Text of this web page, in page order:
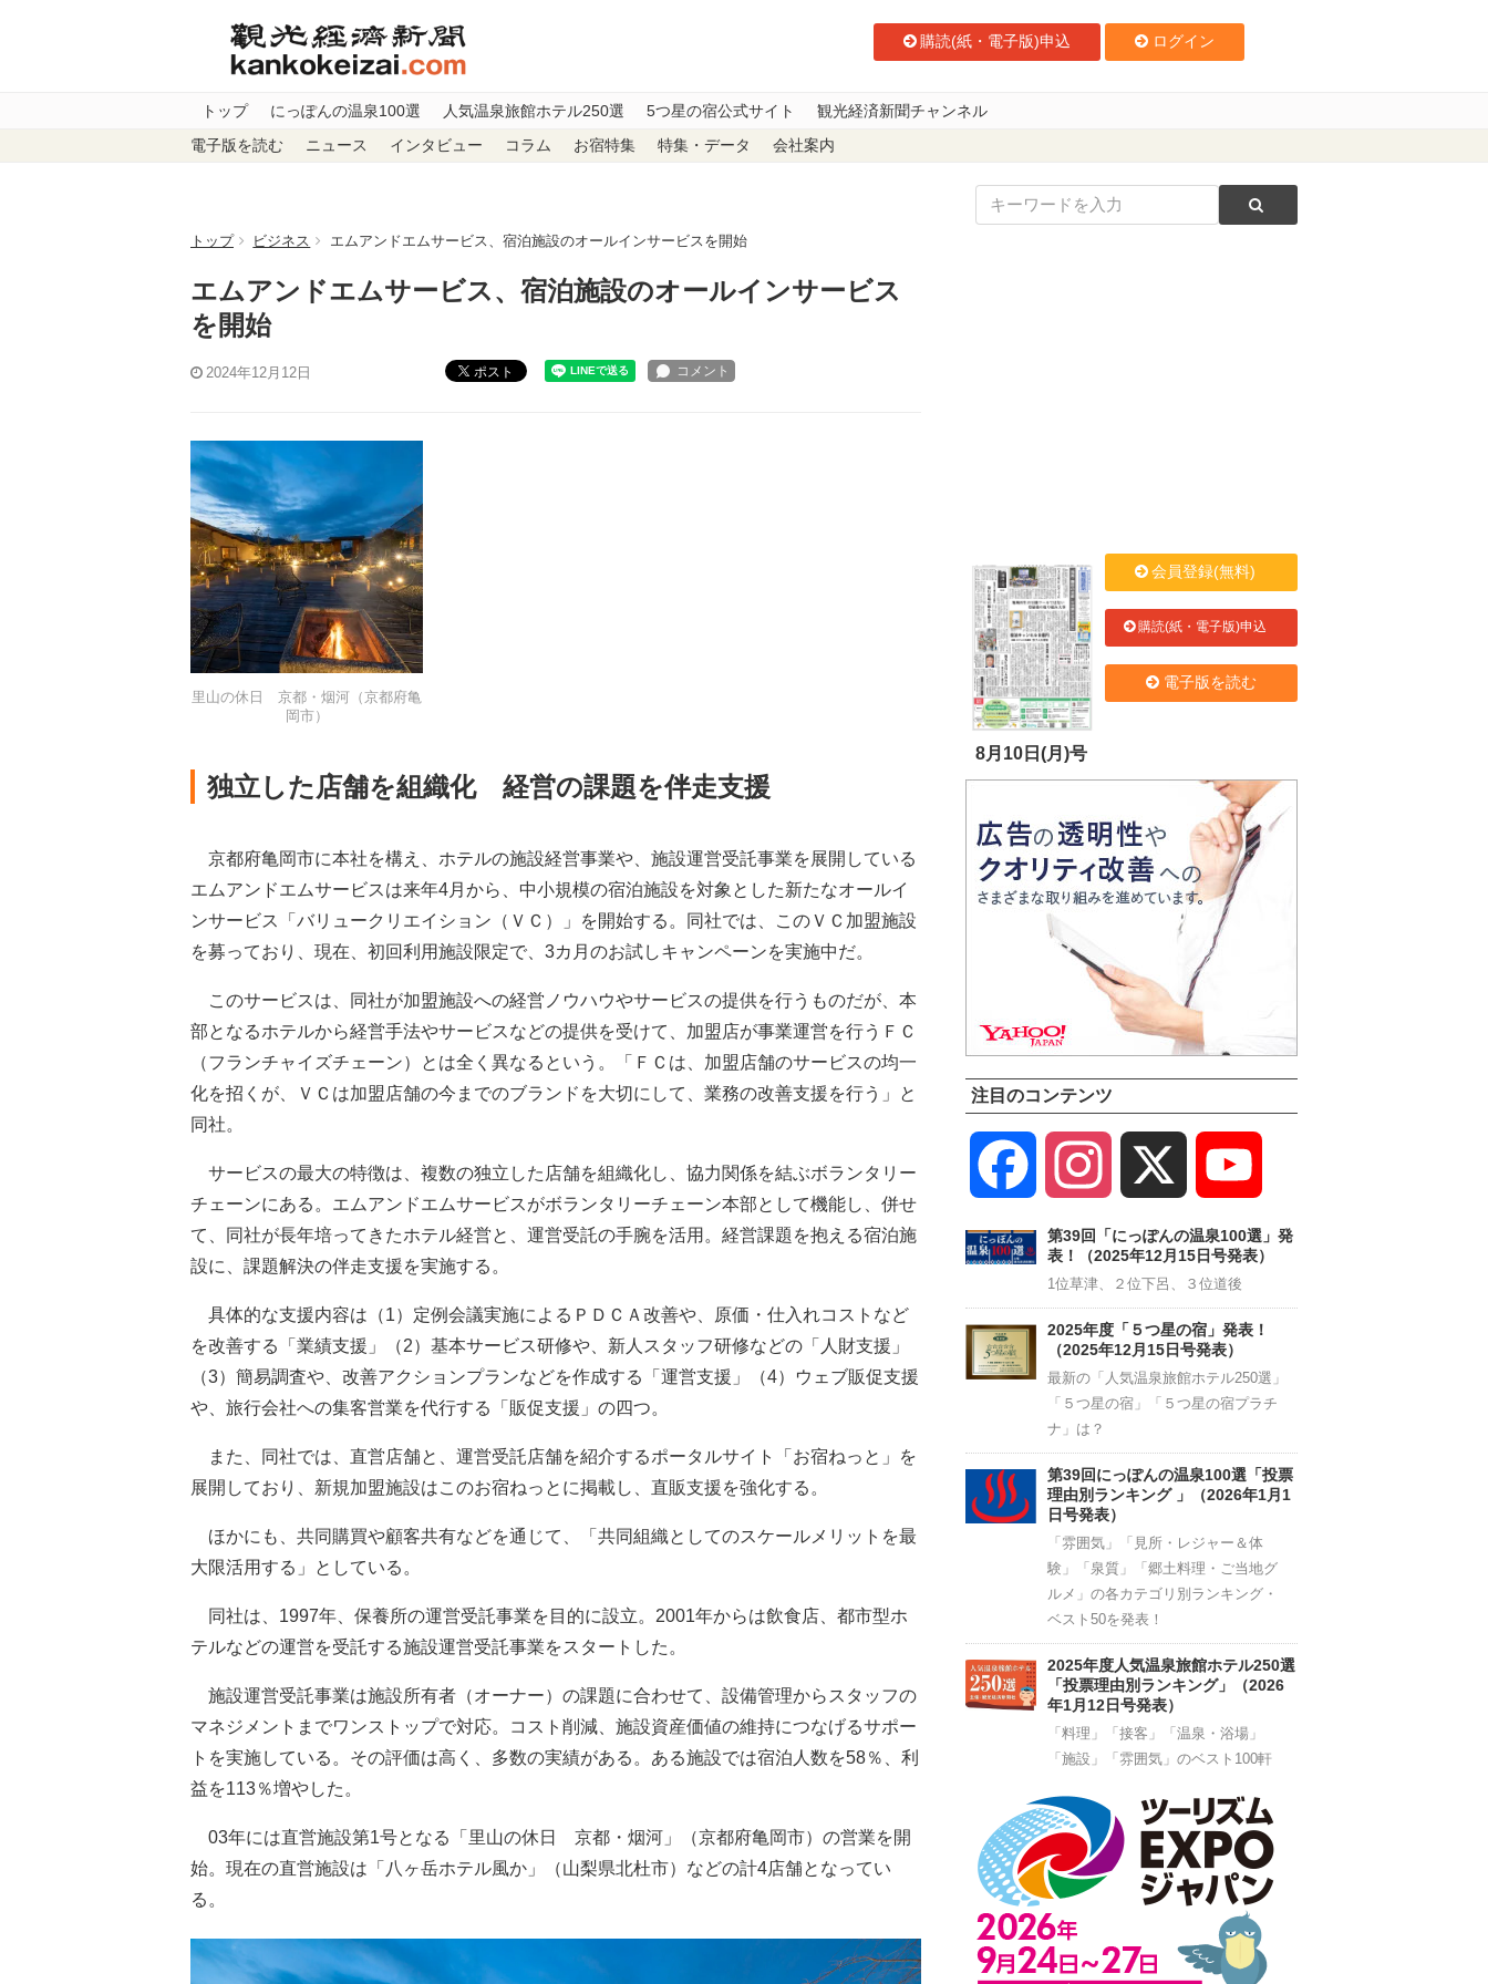
購読(紙・電子版)申込 ログイン
トップ にっぽんの温泉100選 人気温泉旅館ホテル250選 5つ星の宿公式サイト 観光経済新聞チャンネル
電子版を読む ニュース インタビュー コラム お宿特集 特集・データ 会社案内
トップ ビジネス エムアンドエムサービス、宿泊施設のオールインサービスを開始
エムアンドエムサービス、宿泊施設のオールインサービス
を開始
2024年12月12日 ポスト
里山の休日 京都・烟河（京都府亀
岡市）
独立した店舗を組織化 経営の課題を伴走支援
京都府亀岡市に本社を構え、ホテルの施設経営事業や、施設運営受託事業を展開している
エムアンドエムサービスは来年4月から、中小規模の宿泊施設を対象とした新たなオールイ
ンサービス「バリュークリエイション（ＶＣ）」を開始する。同社では、このＶＣ加盟施設
を募っており、現在、初回利用施設限定で、3カ月のお試しキャンペーンを実施中だ。
このサービスは、同社が加盟施設への経営ノウハウやサービスの提供を行うものだが、本
部となるホテルから経営手法やサービスなどの提供を受けて、加盟店が事業運営を行うＦＣ
（フランチャイズチェーン）とは全く異なるという。「ＦＣは、加盟店舗のサービスの均一
化を招くが、ＶＣは加盟店舗の今までのブランドを大切にして、業務の改善支援を行う」と
同社。
サービスの最大の特徴は、複数の独立した店舗を組織化し、協力関係を結ぶボランタリー
チェーンにある。エムアンドエムサービスがボランタリーチェーン本部として機能し、併せ
て、同社が長年培ってきたホテル経営と、運営受託の手腕を活用。経営課題を抱える宿泊施
設に、課題解決の伴走支援を実施する。
具体的な支援内容は（1）定例会議実施によるＰＤＣＡ改善や、原価・仕入れコストなど
を改善する「業績支援」（2）基本サービス研修や、新人スタッフ研修などの「人財支援」
（3）簡易調査や、改善アクションプランなどを作成する「運営支援」（4）ウェブ販促支援
や、旅行会社への集客営業を代行する「販促支援」の四つ。
また、同社では、直営店舗と、運営受託店舗を紹介するポータルサイト「お宿ねっと」を
展開しており、新規加盟施設はこのお宿ねっとに掲載し、直販支援を強化する。
ほかにも、共同購買や顧客共有などを通じて、「共同組織としてのスケールメリットを最
大限活用する」としている。
同社は、1997年、保養所の運営受託事業を目的に設立。2001年からは飲食店、都市型ホ
テルなどの運営を受託する施設運営受託事業をスタートした。
施設運営受託事業は施設所有者（オーナー）の課題に合わせて、設備管理からスタッフの
マネジメントまでワンストップで対応。コスト削減、施設資産価値の維持につなげるサポー
トを実施している。その評価は高く、多数の実績がある。ある施設では宿泊人数を58％、利
益を113％増やした。
03年には直営施設第1号となる「里山の休日 京都・烟河」（京都府亀岡市）の営業を開
始。現在の直営施設は「八ヶ岳ホテル風か」（山梨県北杜市）などの計4店舗となってい
る。
8月10日(月)号
会員登録(無料)
購読(紙・電子版)申込
電子版を読む
注目のコンテンツ
Facebook Instagram
Channel
第39回「にっぽんの温泉100選」発
表！（2025年12月15日号発表）
1位草津、２位下呂、３位道後
2025年度「５つ星の宿」発表！
（2025年12月15日号発表）
最新の「人気温泉旅館ホテル250選」
「５つ星の宿」「５つ星の宿プラチ
ナ」は？
第39回にっぽんの温泉100選「投票
理由別ランキング 」（2026年1月1
日号発表）
「雰囲気」「見所・レジャー＆体
験」「泉質」「郷土料理・ご当地グ
ルメ」の各カテゴリ別ランキング・
ベスト50を発表！
2025年度人気温泉旅館ホテル250選
「投票理由別ランキング」（2026
年1月12日号発表）
「料理」「接客」「温泉・浴場」
「施設」「雰囲気」のベスト100軒